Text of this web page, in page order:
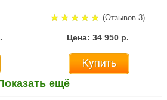
(Отзывов 3)
Цена: 34 950 р.
Купить
ещё